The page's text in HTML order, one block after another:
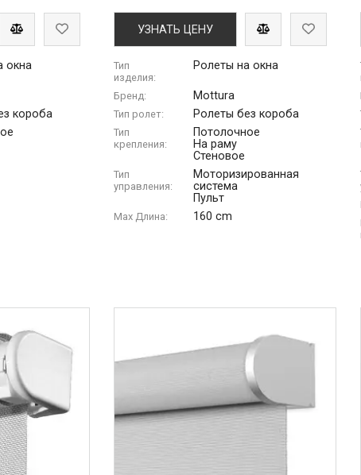
окна
короба
УЗНАТЬ ЦЕНУ
Тип
изделия:
Ролеты на окна
Бренд: Mottura
Тип ролет: Ролеты без короба
Тип
крепления:
Потолочное
На раму
Стеновое
Тип
управления:
Моторизированная
система
Пульт
Max Длина: 160 cm